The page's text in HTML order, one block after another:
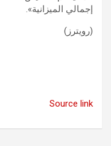
إجمالي الميزانية».
(رويترز)
Source link